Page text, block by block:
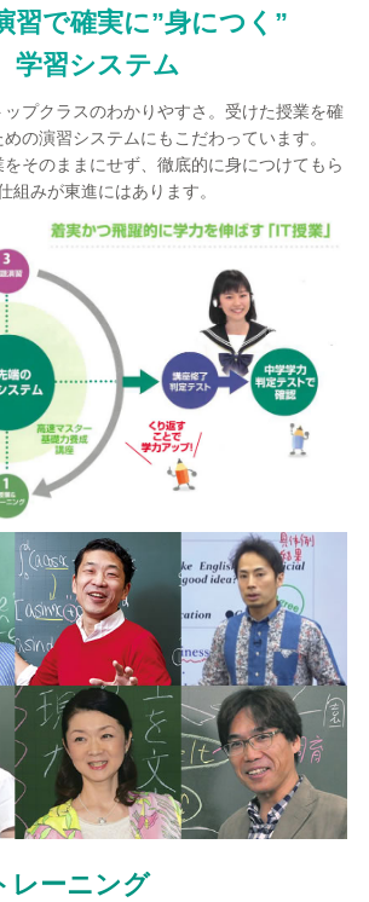
習で確実に”身につく”
学習システム
プクラスのわかりやすさ。受けた授業を確
の演習システムにもこだわっています。
そのままにせず、徹底的に身につけてもら
組みが東進にはあります。
レーニング